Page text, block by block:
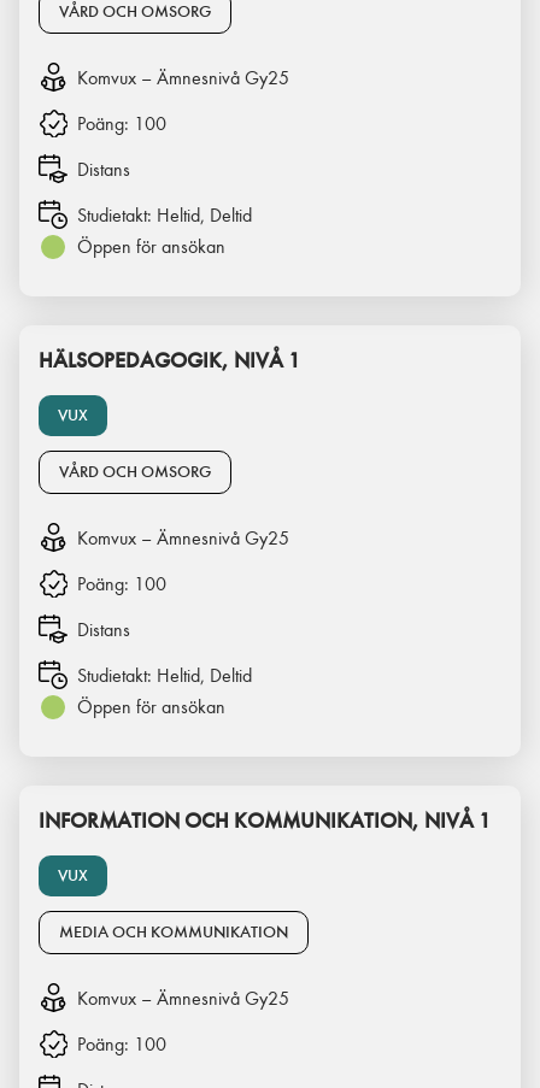
VÅRD OCH OMSORG
Komvux – Ämnesnivå Gy25
Poäng: 100
Distans
Studietakt: Heltid, Deltid
Öppen för ansökan
VUX
HÄLSOPEDAGOGIK, NIVÅ 1
VÅRD OCH OMSORG
Komvux – Ämnesnivå Gy25
Poäng: 100
Distans
Studietakt: Heltid, Deltid
Öppen för ansökan
VUX
INFORMATION OCH KOMMUNIKATION, NIVÅ 1
MEDIA OCH KOMMUNIKATION
Komvux – Ämnesnivå Gy25
Poäng: 100